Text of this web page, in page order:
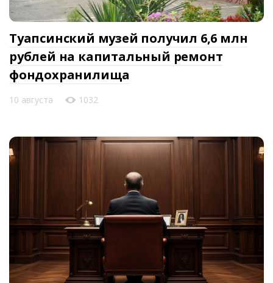
Туапсинский музей получил 6,6 млн
рублей на капитальный ремонт
фондохранилища
10 августа 1032